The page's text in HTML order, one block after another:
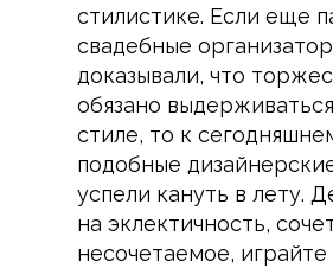
стилистике. Если еще
свадебные
доказывали, что
обязано
стиле, то к
подобные
успели кануть в лету.
на эклектичность,
несочетаемое,